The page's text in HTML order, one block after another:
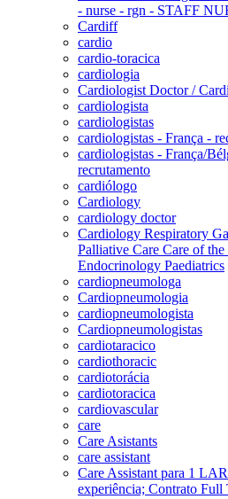
- nurse - rgn - STAFF
Cardiff
cardio
cardio-toracica
cardiologia
Cardiologist Doctor /
cardiologista
cardiologistas
cardiologistas - França -
cardiologistas - França/
recrutamento
cardiólogo
Cardiology
cardiology doctor
Cardiology Respiratory
Palliative Care Care of
Endocrinology Paediatrics
cardiopneumologa
Cardiopneumologia
cardiopneumologista
Cardiopneumologistas
cardiotaracico
cardiothoracic
cardiotorácia
cardiotoracica
cardiovascular
care
Care Asistants
care assistant
Care Assistant para 1
experiência; Contrato Full